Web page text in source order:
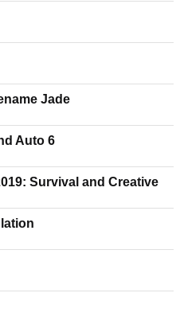
Jade
Auto 6
Survival and Creative